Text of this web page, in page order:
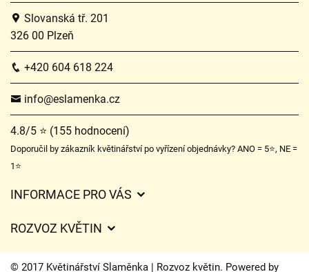
Slovanská tř. 201
326 00 Plzeň
+420 604 618 224
info@eslamenka.cz
4.8/5 ⭐ (155 hodnocení)
Doporučil by zákazník květinářství po vyřízení objednávky? ANO = 5⭐, NE =
1⭐
INFORMACE PRO VÁS
Ochrana osobních údajů
ROZVOZ KVĚTIN
Ceny za doručení
© 2017 Květinářství Slaměnka | Rozvoz květin. Powered by